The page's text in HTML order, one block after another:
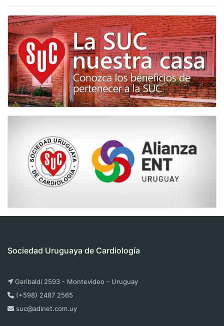
Sociedad Uruguaya de Cardiología
Garibaldi 2593 - Montevideo - Uruguay
(+598) 2487 2565
suc@adinet.com.uy